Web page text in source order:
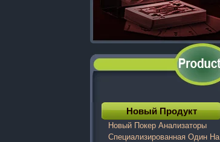
Новый Продукт
Новый Покер Анализаторы
Специализированная Один На